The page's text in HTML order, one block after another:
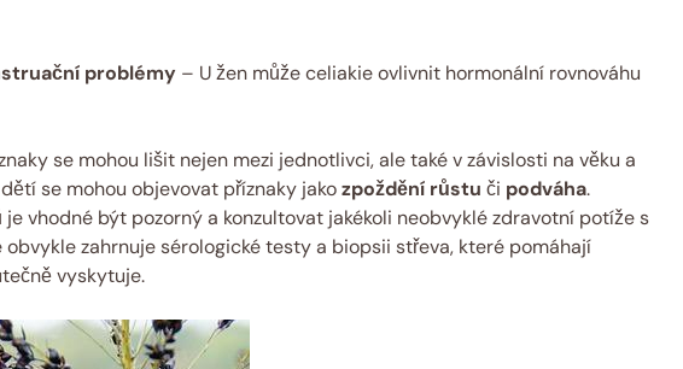
problémy – U žen ⁤může ​celiakie ovlivnit hormonální rovnováhu
se mohou⁢ lišit ⁤nejen⁢ mezi jednotlivci, ale také v závislosti na věku a
se mohou objevovat​ příznaky⁣ jako​zpoždění⁢ růstu ⁢či podváha.
vhodné být pozorný a ⁣konzultovat jakékoli neobvyklé ⁤zdravotní potíže‍ s
obvykle zahrnuje sérologické testy‍ a biopsii střeva, které pomáhají
vyskytuje.